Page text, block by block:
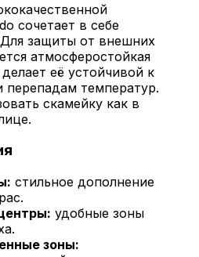
сочетает в себе
Для защиты от внешних
атмосферостойкая
её устойчивой к
перепадам температур.
скамейку как в
стильное дополнение
удобные зоны
зоны: